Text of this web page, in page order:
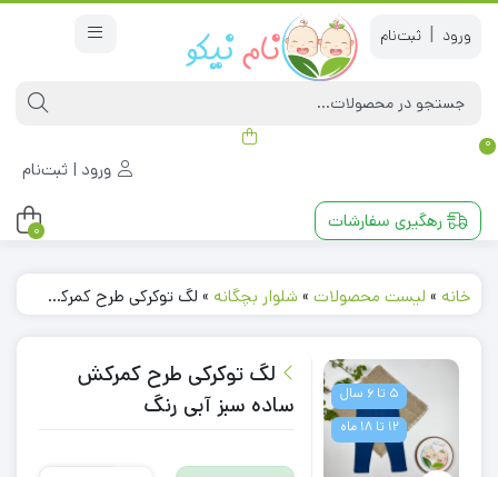
|
0
ورود | ثبت‌نام
رهگیری سفارشات 0
خانه » لیست محصولات »شلوار بچگانه » لگ توکرکی طرح کمرکش ساده سبز آبی رنگ
5 تا 6 سال
12 تا 18 ماه
لگ توکرکی طرح کمرکش
ساده سبز آبی رنگ